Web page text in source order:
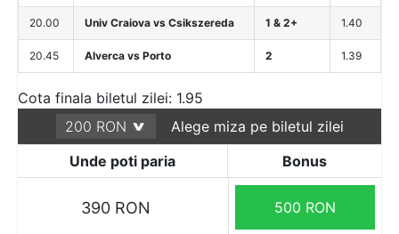
20.00 Univ Craiova vs Csikszereda 1 & 2+ 1.40
20.45 Alverca vs Porto 2 1.39
Cota finala biletul zilei: 1.95
Alege miza pe biletul zilei
Unde poti paria
Bonus
390 RON 500 RON